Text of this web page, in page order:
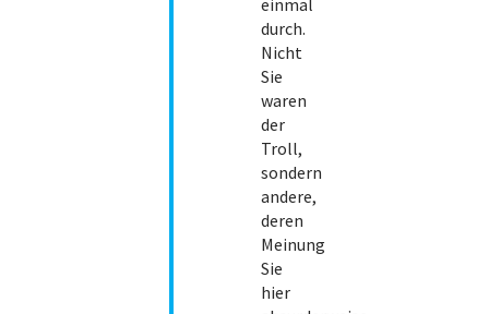
durch.
Nicht
Sie
waren
der
Troll,
sondern
andere,
deren
Meinung
Sie
hier